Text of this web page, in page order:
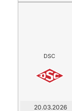
DSC
20.03.2026